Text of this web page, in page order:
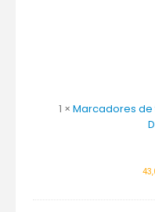
1 × Marcadores de